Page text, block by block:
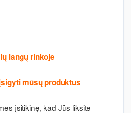
langų rinkoje
mūsų produktus
įsitikinę, kad Jūs liksite